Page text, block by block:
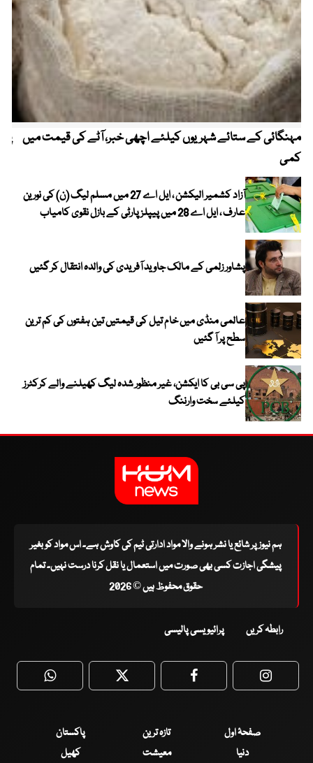
مہنگائی کے ستائے شہریوں کیلئے اچھی خبر، آٹے کی قیمت میں
کمی
آزاد کشمیر الیکشن ، ایل اے 27 میں مسلم لیگ (ن) کی نورین
عارف ، ایل اے 28 میں پیپلز پارٹی کے بازل نقوی کامیاب
پشاور زلمی کے مالک جاوید آفریدی کی والدہ انتقال کر گئیں
عالمی منڈی میں خام تیل کی قیمتیں تین ہفتوں کی کم ترین
سطح پر آ گئیں
پی سی بی کا ایکشن، غیر منظور شدہ لیگ کھیلنے والے کرکٹرز
کیلئے سخت وارننگ
ہم نیوز پر شائع یا نشر ہونے والا مواد ادارتی ٹیم کی کاوش ہے۔ اس مواد کو بغیر
پیشگی اجازت کسی بھی صورت میں استعمال یا نقل کرنا درست نہیں۔ تمام
حقوق محفوظ ہیں © 2026
رابطہ کریں پرائیویسی پالیسی
WhatsApp Twitter Facebook
صفحۂ اول تازہ ترین
پاکستان
دنیا
معیشت کھیل